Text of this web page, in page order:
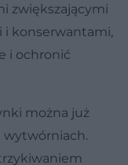
zwiększającymi
i konserwantami,
i ochronić
można już
wytwórniach.